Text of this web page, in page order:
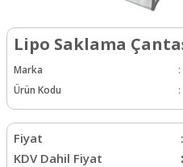
Lipo Saklama
Marka :
Ürün Kodu
:
Fiyat :
KDV Dahil Fiyat
: